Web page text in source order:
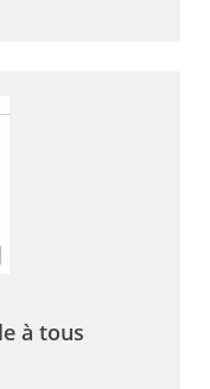
à tous